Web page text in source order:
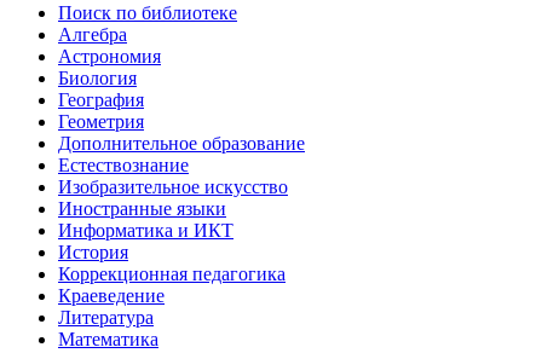
Поиск по библиотеке
Алгебра
Астрономия
Биология
География
Геометрия
Дополнительное образование
Естествознание
Изобразительное искусство
Иностранные языки
Информатика и ИКТ
История
Коррекционная педагогика
Краеведение
Литература
Математика